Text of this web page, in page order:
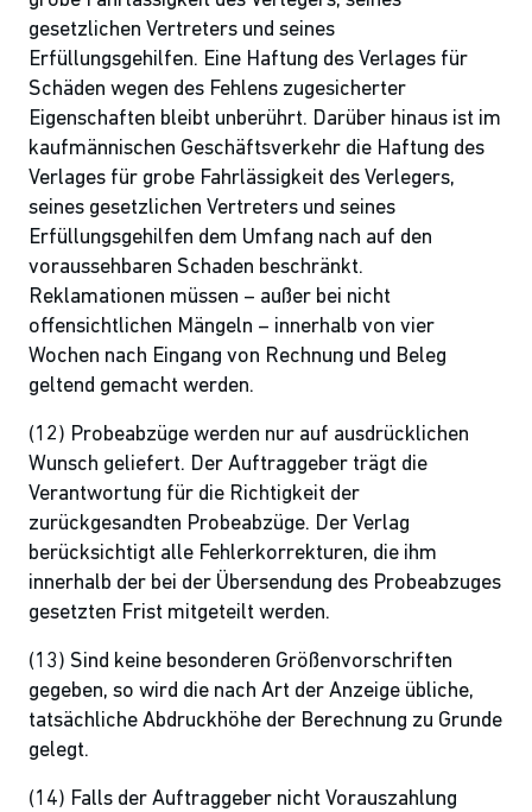
gesetzlichen Vertreters und seines
Erfüllungsgehilfen. Eine Haftung des Verlages für
Schäden wegen des Fehlens zugesicherter
Eigenschaften bleibt unberührt. Darüber hinaus ist im
kaufmännischen Geschäftsverkehr die Haftung des
Verlages für grobe Fahrlässigkeit des Verlegers,
seines gesetzlichen Vertreters und seines
Erfüllungsgehilfen dem Umfang nach auf den
voraussehbaren Schaden beschränkt.
Reklamationen müssen – außer bei nicht
offensichtlichen Mängeln – innerhalb von vier
Wochen nach Eingang von Rechnung und Beleg
geltend gemacht werden.
(12) Probeabzüge werden nur auf ausdrücklichen
Wunsch geliefert. Der Auftraggeber trägt die
Verantwortung für die Richtigkeit der
zurückgesandten Probeabzüge. Der Verlag
berücksichtigt alle Fehlerkorrekturen, die ihm
innerhalb der bei der Übersendung des Probeabzuges
gesetzten Frist mitgeteilt werden.
(13) Sind keine besonderen Größenvorschriften
gegeben, so wird die nach Art der Anzeige übliche,
tatsächliche Abdruckhöhe der Berechnung zu Grunde
gelegt.
(14) Falls der Auftraggeber nicht Vorauszahlung